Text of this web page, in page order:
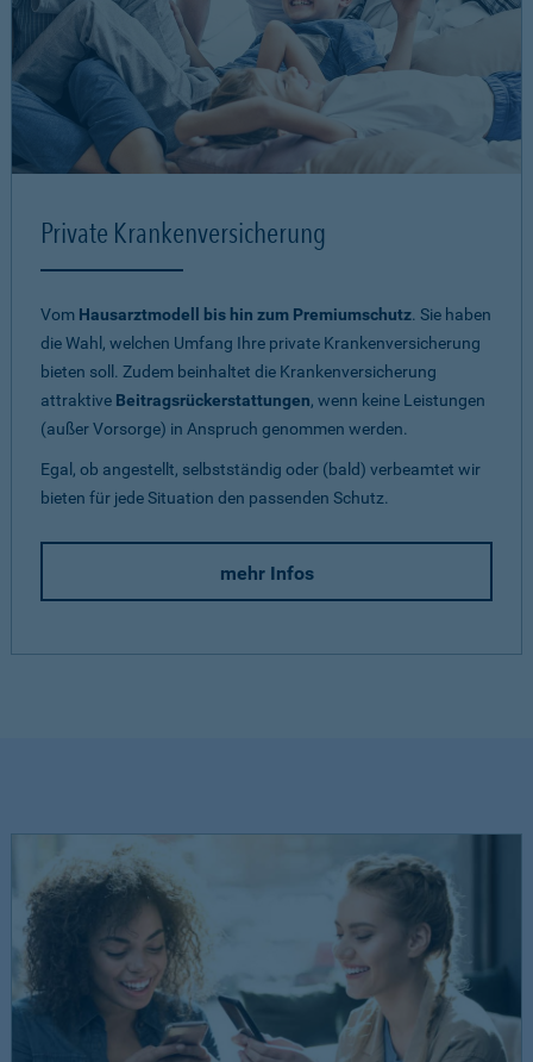
Private Krankenversicherung
Vom Hausarztmodell bis hin zum Premiumschutz. Sie haben
die Wahl, welchen Umfang Ihre private Krankenversicherung
bieten soll. Zudem beinhaltet die Krankenversicherung
attraktive Beitragsrückerstattungen, wenn keine Leistungen
(außer Vorsorge) in Anspruch genommen werden.
Egal, ob angestellt, selbstständig oder (bald) verbeamtet wir
bieten für jede Situation den passenden Schutz.
mehr Infos